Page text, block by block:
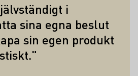
i
sina egna beslut
sin egen produkt